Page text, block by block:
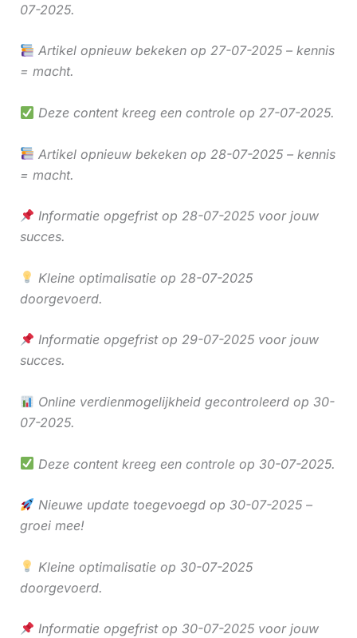
07-2025.
Artikel opnieuw bekeken op 27-07-2025 – kennis
= macht.
Deze content kreeg een controle op 27-07-2025.
Artikel opnieuw bekeken op 28-07-2025 – kennis
= macht.
Informatie opgefrist op 28-07-2025 voor jouw
succes.
Kleine optimalisatie op 28-07-2025
doorgevoerd.
Informatie opgefrist op 29-07-2025 voor jouw
succes.
Online verdienmogelijkheid gecontroleerd op 30-
07-2025.
Deze content kreeg een controle op 30-07-2025.
Nieuwe update toegevoegd op 30-07-2025 –
groei mee!
Kleine optimalisatie op 30-07-2025
doorgevoerd.
Informatie opgefrist op 30-07-2025 voor jouw